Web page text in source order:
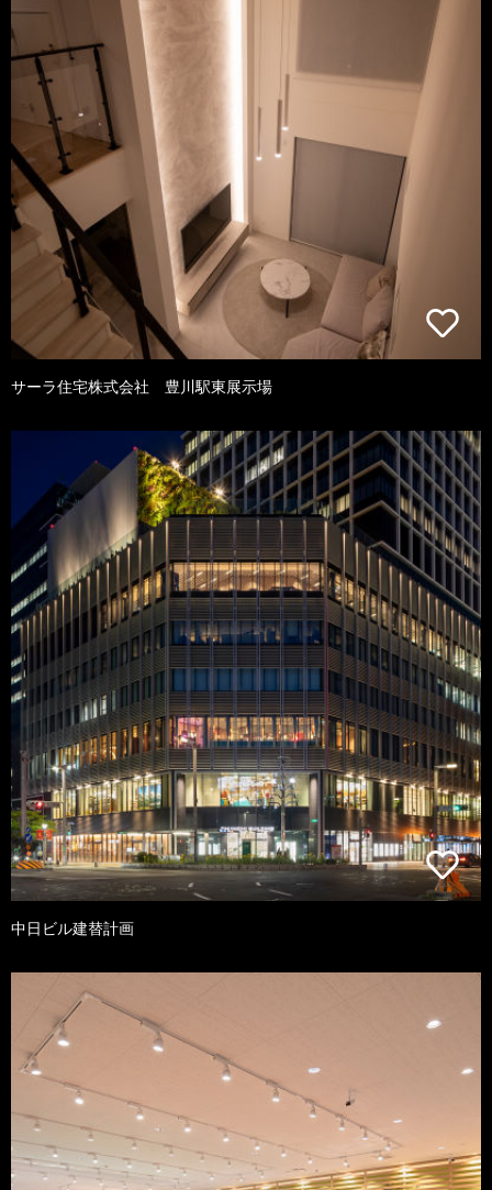
サーラ住宅株式会社 豊川駅東展示場
中日ビル建替計画